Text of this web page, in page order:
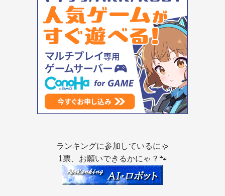
ランキングに参加しているにゃ
1票、お願いできるかにゃ？🐾